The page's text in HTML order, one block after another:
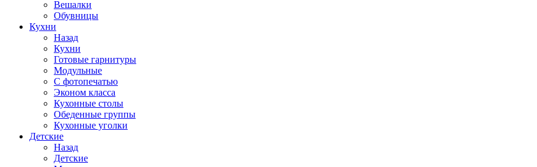
Вешалки
Обувницы
Кухни
Назад
Кухни
Готовые гарнитуры
Модульные
С фотопечатью
Эконом класса
Кухонные столы
Обеденные группы
Кухонные уголки
Детские
Назад
Детские